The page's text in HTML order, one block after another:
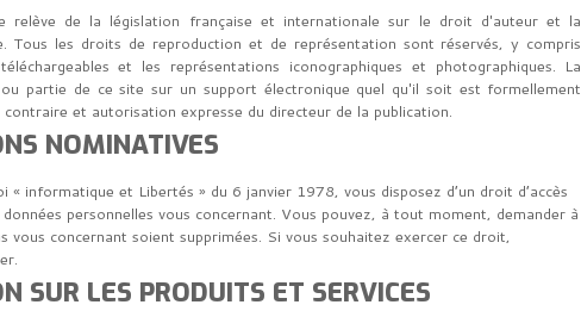
relève de la législation française et internationale sur le droit d'auteur et la
Tous les droits de reproduction et de représentation sont réservés, y compris
et les représentations iconographiques et photographiques. La
partie de ce site sur un support électronique quel qu'il soit est formellement
et autorisation expresse du directeur de la publication.
NOMINATIVES
« informatique et Libertés » du 6 janvier 1978, vous disposez d’un droit d’accès
personnelles vous concernant. Vous pouvez, à tout moment, demander à
vous concernant soient supprimées. Si vous souhaitez exercer ce droit,
SUR LES PRODUITS ET SERVICES